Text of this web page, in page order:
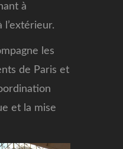
à
l’extérieur.
les
de Paris et
et la mise